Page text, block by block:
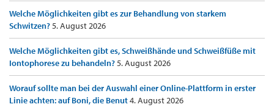
Welche Möglichkeiten gibt es zur Behandlung von starkem
Schwitzen?5. August 2026
Welche Möglichkeiten gibt es, Schweißhände und Schweißfüße mit
Iontophorese zu behandeln?5. August 2026
Worauf sollte man bei der Auswahl einer Online-Plattform in erster
Linie achten: auf Boni, die Benut4. August 2026